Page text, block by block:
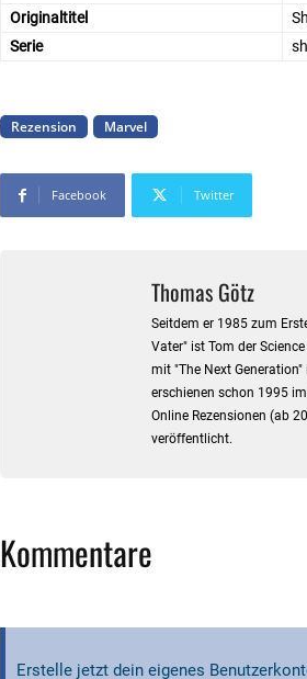
Originaltitel
Serie
Rezension Marvel
Facebook Twitter
Thomas Götz
Seitdem er 1985 zum
Vater" ist Tom der
mit "The Next
erschienen schon 1995
Online Rezensionen (ab
veröffentlicht.
Kommentare
Erstelle jetzt dein eigenes